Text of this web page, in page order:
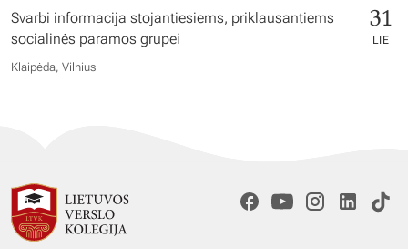
Svarbi informacija stojantiesiems, priklausantiems
socialinės paramos grupei
31
LIE
Klaipėda, Vilnius